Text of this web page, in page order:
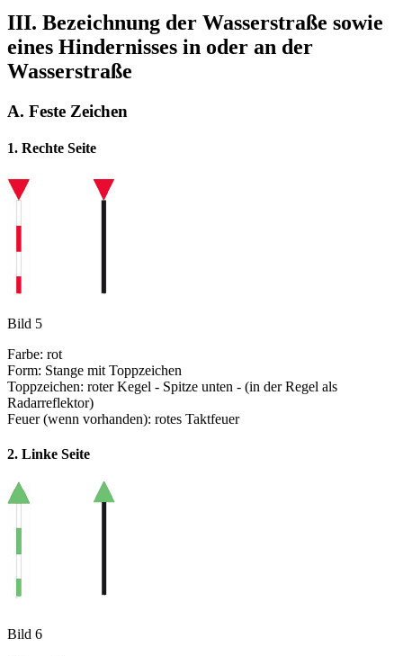
III. Bezeichnung der Wasserstraße sowie
eines Hindernisses in oder an der
Wasserstraße
A. Feste Zeichen
1. Rechte Seite
Bild 5
Farbe: rot
Form: Stange mit Toppzeichen
Toppzeichen: roter Kegel - Spitze unten - (in der Regel als
Radarreflektor)
Feuer (wenn vorhanden): rotes Taktfeuer
2. Linke Seite
Bild 6